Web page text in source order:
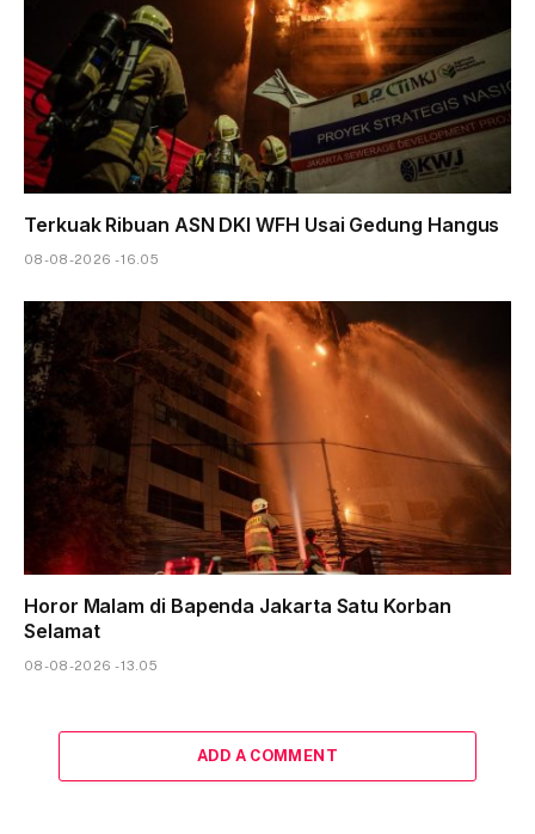
Terkuak Ribuan ASN DKI WFH Usai Gedung Hangus
08-08-2026 - 16.05
Horor Malam di Bapenda Jakarta Satu Korban
Selamat
08-08-2026 - 13.05
ADD A COMMENT